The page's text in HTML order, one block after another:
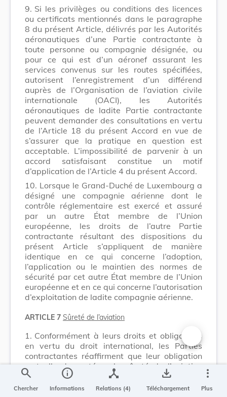
9. Si les privilèges ou conditions des licences
ou certificats mentionnés dans le paragraphe
8 du présent Article, délivrés par les Autorités
aéronautiques d’une Partie contractante à
toute personne ou compagnie désignée, ou
pour ce qui est d’un aéronef assurant les
services convenus sur les routes spécifiées,
autorisent l’enregistrement d’un différend
auprès de l’Organisation de l’aviation civile
internationale (OACI), les Autorités
aéronautiques de ladite Partie contractante
peuvent demander des consultations en vertu
de l’Article 18 du présent Accord en vue de
s’assurer que la pratique en question est
acceptable. L’impossibilité de parvenir à un
accord satisfaisant constitue un motif
d’application de l’Article 4 du présent Accord.
10. Lorsque le Grand-Duché de Luxembourg a
désigné une compagnie aérienne dont le
contrôle réglementaire est exercé et assuré
par un autre État membre de l’Union
européenne, les droits de l’autre Partie
contractante résultant des dispositions du
présent Article s’appliquent de manière
identique en ce qui concerne l’adoption,
l’application ou le maintien des normes de
sécurité par cet autre État membre de l’Union
européenne et en ce qui concerne l’autorisation
d’exploitation de ladite compagnie aérienne.
ARTICLE 7 Sûreté de l’aviation
1. Conformément à leurs droits et obligations
en vertu du droit international, les Parties
contractantes réaffirment que leur obligation
mutuelle de protéger la sûreté de l’aviation
civile contre des actes d’intervention illicite fait
partie intégrante du présent Accord. Sans
Changer la
search
Chercher
info
Informations
device_hub
Relations (4)
save_alt
Téléchargement
more_vert
Plus